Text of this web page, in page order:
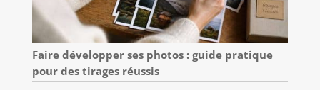
Faire développer ses photos : guide pratique
pour des tirages réussis